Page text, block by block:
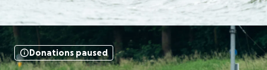
Donations paused